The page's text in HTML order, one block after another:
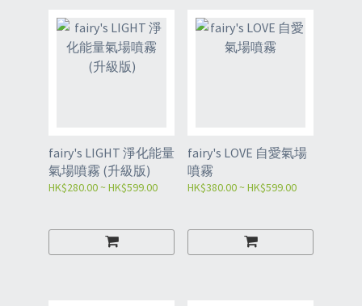
fairy's LIGHT 淨化能量
氣場噴霧 (升級版)
HK$280.00 ~ HK$599.00
fairy's LOVE 自愛氣場
噴霧
HK$380.00 ~ HK$599.00